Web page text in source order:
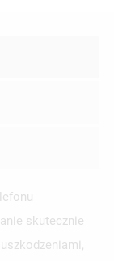
skutecznie